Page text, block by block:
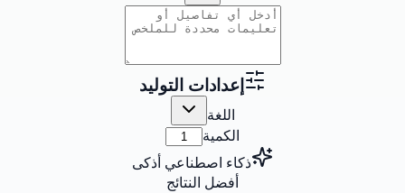
إعدادات التوليد
اللغة
الكمية
ذكاء اصطناعي أذكى
أفضل النتائج